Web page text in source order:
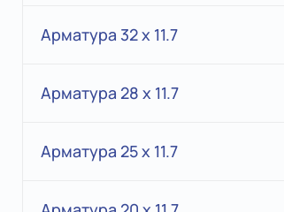
Арматура 32 x 11.7
Арматура 28 x 11.7
Арматура 25 x 11.7